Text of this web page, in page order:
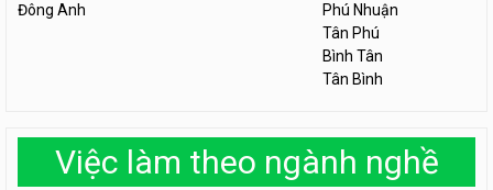
Đông Anh
Phú Nhuận
Tân Phú
Bình Tân
Tân Bình
Việc làm theo ngành nghề